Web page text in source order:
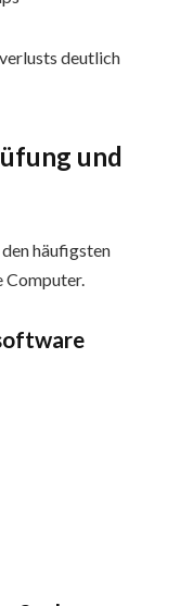
deutlich
und
häufigsten
Computer.